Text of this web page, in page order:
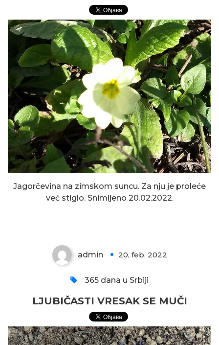
Jagorčevina na zimskom suncu. Za nju je proleće
već stiglo. Snimljeno 20.02.2022.
admin 20, feb, 2022
365 dana u Srbiji
LJUBIČASTI VRESAK SE MUČI